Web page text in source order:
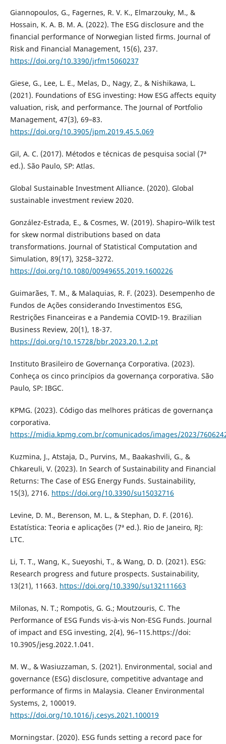
Giannopoulos, G., Fagernes, R. V. K., Elmarzouky, M., &
Hossain, K. A. B. M. A. (2022). The ESG disclosure and the
financial performance of Norwegian listed firms. Journal of
Risk and Financial Management, 15(6), 237.
https://doi.org/10.3390/jrfm15060237
Giese, G., Lee, L. E., Melas, D., Nagy, Z., & Nishikawa, L.
(2021). Foundations of ESG investing: How ESG affects equity
valuation, risk, and performance. The Journal of Portfolio
Management, 47(3), 69–83.
https://doi.org/10.3905/jpm.2019.45.5.069
Gil, A. C. (2017). Métodos e técnicas de pesquisa social (7ª
ed.). São Paulo, SP: Atlas.
Global Sustainable Investment Alliance. (2020). Global
sustainable investment review 2020.
González-Estrada, E., & Cosmes, W. (2019). Shapiro–Wilk test
for skew normal distributions based on data
transformations. Journal of Statistical Computation and
Simulation, 89(17), 3258–3272.
https://doi.org/10.1080/00949655.2019.1600226
Guimarães, T. M., & Malaquias, R. F. (2023). Desempenho de
Fundos de Ações considerando Investimentos ESG,
Restrições Financeiras e a Pandemia COVID-19. Brazilian
Business Review, 20(1), 18-37.
https://doi.org/10.15728/bbr.2023.20.1.2.pt
Instituto Brasileiro de Governança Corporativa. (2023).
Conheça os cinco princípios da governança corporativa. São
Paulo, SP: IBGC.
KPMG. (2023). Código das melhores práticas de governança
corporativa.
https://midia.kpmg.com.br/comunicados/images/2023/
Kuzmina, J., Atstaja, D., Purvins, M., Baakashvili, G., &
Chkareuli, V. (2023). In Search of Sustainability and Financial
Returns: The Case of ESG Energy Funds. Sustainability,
15(3), 2716. https://doi.org/10.3390/su15032716
Levine, D. M., Berenson, M. L., & Stephan, D. F. (2016).
Estatística: Teoria e aplicações (7ª ed.). Rio de Janeiro, RJ:
LTC.
Li, T. T., Wang, K., Sueyoshi, T., & Wang, D. D. (2021). ESG:
Research progress and future prospects. Sustainability,
13(21), 11663. https://doi.org/10.3390/su132111663
Milonas, N. T.; Rompotis, G. G.; Moutzouris, C. The
Performance of ESG Funds vis-à-vis Non-ESG Funds. Journal
of impact and ESG investing, 2(4), 96–115.https://doi:
10.3905/jesg.2022.1.041.
M. W., & Wasiuzzaman, S. (2021). Environmental, social and
governance (ESG) disclosure, competitive advantage and
performance of firms in Malaysia. Cleaner Environmental
Systems, 2, 100019.
https://doi.org/10.1016/j.cesys.2021.100019
Morningstar. (2020). ESG funds setting a record pace for